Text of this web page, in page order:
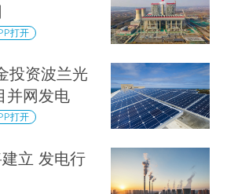
打开
投资波兰光
并网发电
打开
立 发电行